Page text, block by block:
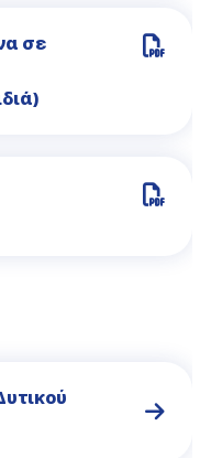
σε